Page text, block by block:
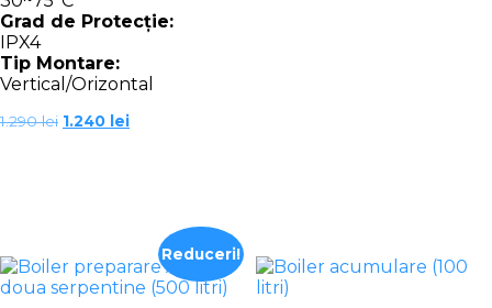
Grad de Protecție:
IPX4
Tip Montare:
Vertical/Orizontal
1.290lei Prețul
1.240 leiPrețul
Reduceri!